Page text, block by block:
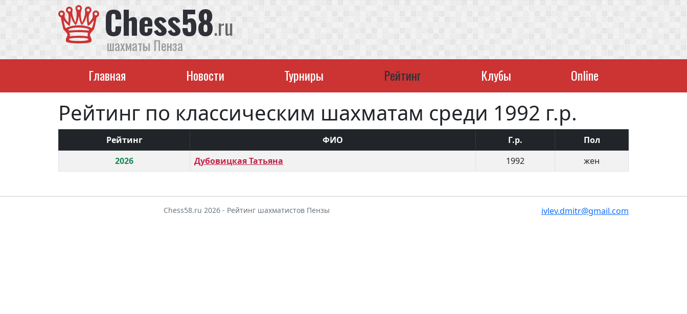
Chess58.ru
шахматы Пенза
Главная Новости Турниры Рейтинг Клубы Online
Рейтинг по классическим шахматам среди 1992 г.р.
Рейтинг ФИО Г.р.
Пол
2026
Дубовицкая Татьяна 1992 жен
Chess58.ru 2026 - Рейтинг шахматистов Пензы ivlev.dmitr@gmail.com